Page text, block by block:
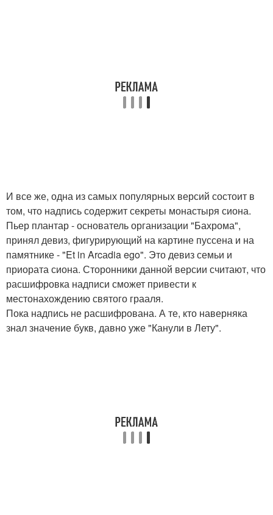
И все же, одна из самых популярных версий состоит в
том, что надпись содержит секреты монастыря сиона.
Пьер плантар - основатель организации "Бахрома",
принял девиз, фигурирующий на картине пуссена и на
памятнике - "Et in Arcаdia ego". Это девиз семьи и
приората сиона. Сторонники данной версии считают, что
расшифровка надписи сможет привести к
местонахождению святого грааля.
Пока надпись не расшифрована. А те, кто наверняка
знал значение букв, давно уже "Канули в Лету".